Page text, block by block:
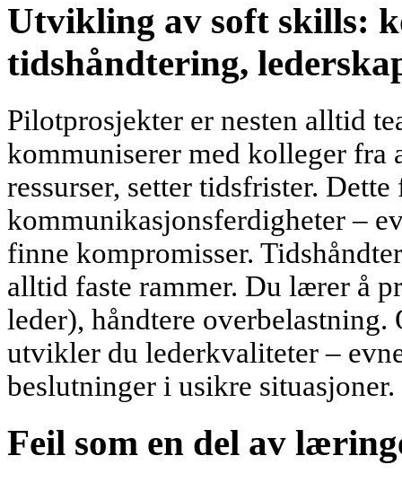
Utvikling av soft skills:
tidshåndtering,
Pilotprosjekter er nesten alltid
kommuniserer med kolleger fra
ressurser, setter tidsfrister.
kommunikasjonsferdigheter –
finne kompromisser.
alltid faste rammer. Du lærer å
leder), håndtere
utvikler du lederkvaliteter –
beslutninger i usikre situasjoner.
Feil som en del av